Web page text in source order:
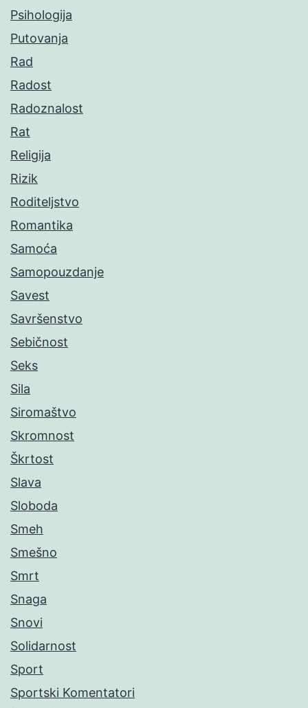
Psihologija
Putovanja
Rad
Radost
Radoznalost
Rat
Religija
Rizik
Roditeljstvo
Romantika
Samoća
Samopouzdanje
Savest
Savršenstvo
Sebičnost
Seks
Sila
Siromaštvo
Skromnost
Škrtost
Slava
Sloboda
Smeh
Smešno
Smrt
Snaga
Snovi
Solidarnost
Sport
Sportski Komentatori